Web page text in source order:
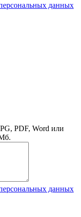
данных
PDF, Word или
данных